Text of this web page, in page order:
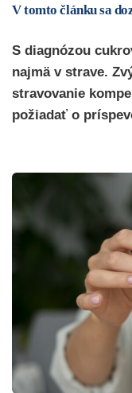
V tomto článku sa
S diagnózou
najmä v strave.
stravovanie
požiadať o